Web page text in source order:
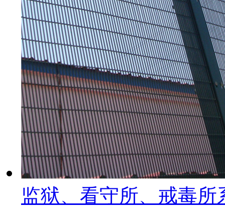
监狱、看守所、戒毒所